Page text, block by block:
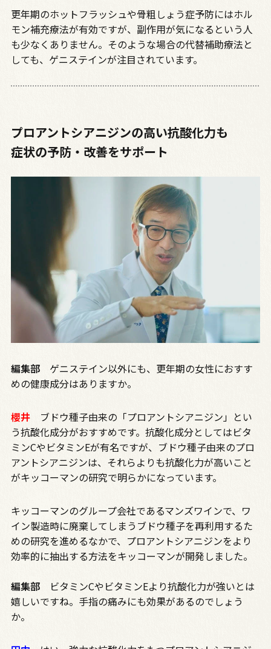
更年期のホットフラッシュや骨粗しょう症予防にはホル
モン補充療法が有効ですが、副作用が気になるという人
も少なくありません。そのような場合の代替補助療法と
しても、ゲニステインが注目されています。
プロアントシアニジンの高い抗酸化力も
症状の予防・改善をサポート
編集部ゲニステイン以外にも、更年期の女性におすす
めの健康成分はありますか。
櫻井ブドウ種子由来の「プロアントシアニジン」とい
う抗酸化成分がおすすめです。抗酸化成分としてはビタ
ミンCやビタミンEが有名ですが、ブドウ種子由来のプロ
アントシアニジンは、それらよりも抗酸化力が高いこと
がキッコーマンの研究で明らかになっています。
キッコーマンのグループ会社であるマンズワインで、ワ
イン製造時に廃棄してしまうブドウ種子を再利用するた
めの研究を進めるなかで、プロアントシアニジンをより
効率的に抽出する方法をキッコーマンが開発しました。
編集部 ビタミンCやビタミンEより抗酸化力が強いとは
嬉しいですね。手指の痛みにも効果があるのでしょう
か。